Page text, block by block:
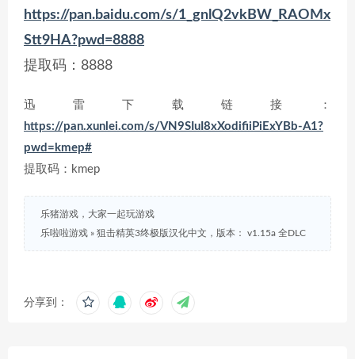
https://pan.baidu.com/s/1_gnlQ2vkBW_RAOMx
Stt9HA?pwd=8888
提取码：8888
迅雷下载链接：
https://pan.xunlei.com/s/VN9SIuI8xXodifiiPiExYBb-A1?
pwd=kmep#
提取码：kmep
乐猪游戏，大家一起玩游戏
乐啦啦游戏 » 狙击精英3终极版汉化中文，版本： v1.15a 全DLC
分享到：